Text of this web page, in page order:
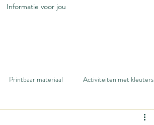
Informatie voor jou
Printbaar materiaal Activiteiten met kleuters